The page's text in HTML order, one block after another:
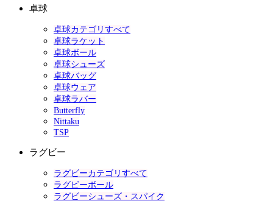
卓球
卓球カテゴリすべて
卓球ラケット
卓球ボール
卓球シューズ
卓球バッグ
卓球ウェア
卓球ラバー
Butterfly
Nittaku
TSP
ラグビー
ラグビーカテゴリすべて
ラグビーボール
ラグビーシューズ・スパイク